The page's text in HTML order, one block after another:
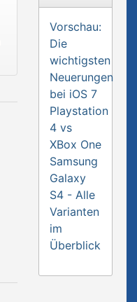
Vorschau:
Die
wichtigsten
Neuerungen
bei iOS 7
Playstation
4 vs
XBox One
Samsung
Galaxy
S4 - Alle
Varianten
im
Überblick